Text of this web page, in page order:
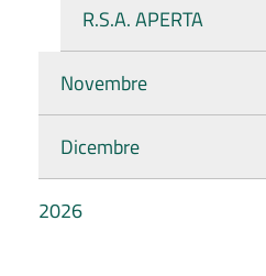
R.S.A. APERTA
Novembre
Dicembre
2026